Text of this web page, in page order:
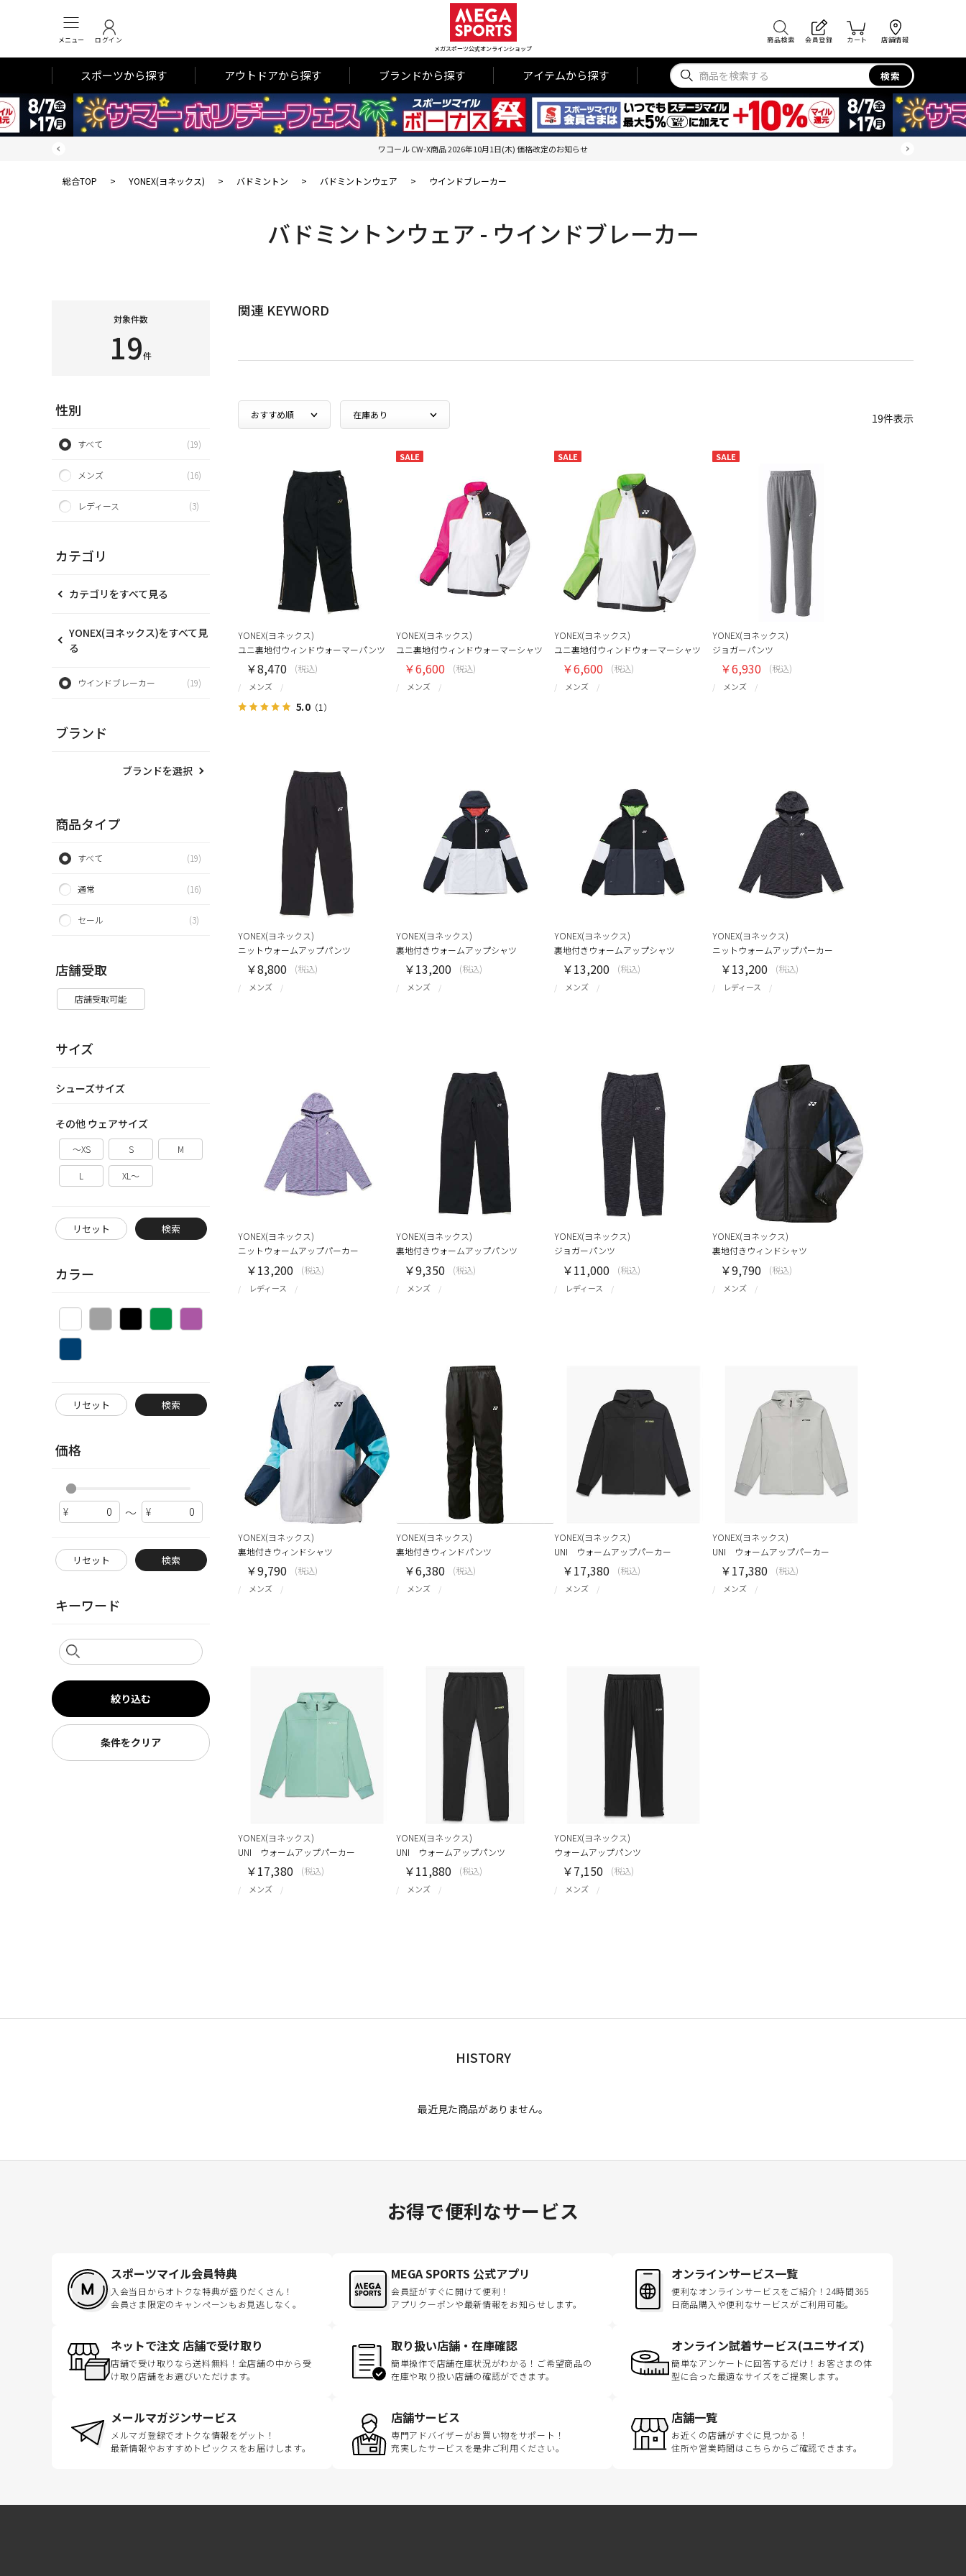
メニュー ログイン
メガスポーツ公式オンラインショップ
商品検索 会員登録 カート 店舗情報
スポーツから探す アウトドアから探す ブランドから探す アイテムから探す 検索
ワコール CW-X商品 2026年10月1日(木) 価格改定のお知らせ
総合TOP > YONEX(ヨネックス) > バドミントン > バドミントンウェア > ウインドブレーカー
バドミントンウェア - ウインドブレーカー
対象件数
19件
性別
すべて (19)
メンズ (16)
レディース (3)
カテゴリ
カテゴリをすべて見る
YONEX(ヨネックス)をすべて見
る
ウインドブレーカー (19)
ブランド
ブランドを選択
商品タイプ
すべて (19)
通常 (16)
セール (3)
店舗受取
店舗受取可能
サイズ
シューズサイズ
その他 ウェアサイズ
～XS S M
L XL～
リセット 検索
カラー
リセット 検索
価格
～
リセット 検索
キーワード
絞り込む
条件をクリア
関連 KEYWORD
19件表示
YONEX(ヨネックス)
ユニ裏地付ウィンドウォーマーパンツ
メンズ
5.0（1）
￥8,470 (税込)
SALE
YONEX(ヨネックス)
ユニ裏地付ウィンドウォーマーシャツ
メンズ
￥6,600 (税込)
SALE
YONEX(ヨネックス)
ユニ裏地付ウィンドウォーマーシャツ
メンズ
￥6,600 (税込)
SALE
YONEX(ヨネックス)
ジョガーパンツ
メンズ
￥6,930 (税込)
YONEX(ヨネックス)
ニットウォームアップパンツ
メンズ
￥8,800 (税込)
YONEX(ヨネックス)
裏地付きウォームアップシャツ
メンズ
￥13,200 (税込)
YONEX(ヨネックス)
裏地付きウォームアップシャツ
メンズ
￥13,200 (税込)
YONEX(ヨネックス)
ニットウォームアップパーカー
レディース
￥13,200 (税込)
YONEX(ヨネックス)
ニットウォームアップパーカー
レディース
￥13,200 (税込)
YONEX(ヨネックス)
裏地付きウォームアップパンツ
メンズ
￥9,350 (税込)
YONEX(ヨネックス)
ジョガーパンツ
レディース
￥11,000 (税込)
YONEX(ヨネックス)
裏地付きウィンドシャツ
メンズ
￥9,790 (税込)
YONEX(ヨネックス)
裏地付きウィンドシャツ
メンズ
￥9,790 (税込)
YONEX(ヨネックス)
裏地付きウィンドパンツ
メンズ
￥6,380 (税込)
YONEX(ヨネックス)
UNI ウォームアップパーカー
メンズ
￥17,380 (税込)
YONEX(ヨネックス)
UNI ウォームアップパーカー
メンズ
￥17,380 (税込)
YONEX(ヨネックス)
UNI ウォームアップパーカー
メンズ
￥17,380 (税込)
YONEX(ヨネックス)
UNI ウォームアップパンツ
メンズ
￥11,880 (税込)
YONEX(ヨネックス)
ウォームアップパンツ
メンズ
￥7,150 (税込)
HISTORY
最近見た商品がありません。
お得で便利なサービス
スポーツマイル会員特典
入会当日からオトクな特典が盛りだくさん！
会員さま限定のキャンペーンもお見逃しなく。
MEGA SPORTS 公式アプリ
会員証がすぐに開けて便利！
アプリクーポンや最新情報をお知らせします。
オンラインサービス一覧
便利なオンラインサービスをご紹介！24時間365
日商品購入や便利なサービスがご利用可能。
ネットで注文 店舗で受け取り
店舗で受け取りなら送料無料！全店舗の中から受
け取り店舗をお選びいただけます。
取り扱い店舗・在庫確認
簡単操作で店舗在庫状況がわかる！ご希望商品の
在庫や取り扱い店舗の確認ができます。
オンライン試着サービス(ユニサイズ)
簡単なアンケートに回答するだけ！お客さまの体
型に合った最適なサイズをご提案します。
メールマガジンサービス
メルマガ登録でオトクな情報をゲット！
最新情報やおすすめトピックスをお届けします。
店舗サービス
専門アドバイザーがお買い物をサポート！
充実したサービスを是非ご利用ください。
店舗一覧
お近くの店舗がすぐに見つかる！
住所や営業時間はこちらからご確認できます。